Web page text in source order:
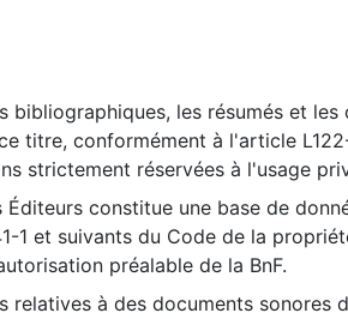
bibliographiques, les résumés et
titre, conformément à l'article
strictement réservées à l'usage
Éditeurs constitue une base de
1 et suivants du Code de la
préalable de la BnF.
relatives à des documents sonores